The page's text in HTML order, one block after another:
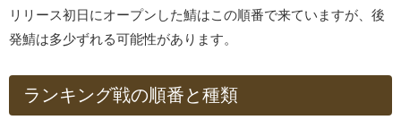
リリース初日にオープンした鯖はこの順番で来ていますが、後
発鯖は多少ずれる可能性があります。
ランキング戦の順番と種類